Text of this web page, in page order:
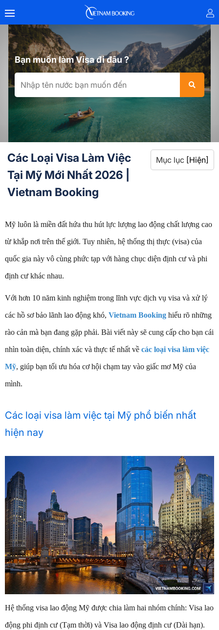
Bạn muốn làm Visa đi đâu ?
Mục lục [Hiện]
Các Loại Visa Làm Việc
Tại Mỹ Mới Nhất 2026 |
Vietnam Booking
Mỹ luôn là miền đất hứa thu hút lực lượng lao động chất lượng cao
từ khắp nơi trên thế giới. Tuy nhiên, hệ thống thị thực (visa) của
quốc gia này vô cùng phức tạp với hàng chục diện định cư và phi
định cư khác nhau.
Với hơn 10 năm kinh nghiệm trong lĩnh vực dịch vụ visa và xử lý
các hồ sơ bảo lãnh lao động khó, Vietnam Booking hiểu rõ những
rào cản mà bạn đang gặp phải. Bài viết này sẽ cung cấp cho bạn cái
nhìn toàn diện, chính xác và thực tế nhất về các loại visa làm việc
Mỹ, giúp bạn tối ưu hóa cơ hội chạm tay vào giấc mơ Mỹ của
mình.
Các loại visa làm việc tại Mỹ phổ biến nhất
hiện nay
Hệ thống visa lao động Mỹ được chia làm hai nhóm chính: Visa lao
động phi định cư (Tạm thời) và Visa lao động định cư (Dài hạn).